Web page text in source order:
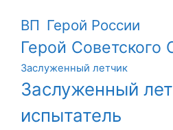
ВП Герой России
Герой Советского
Заслуженный летчик
Заслуженный
испытатель